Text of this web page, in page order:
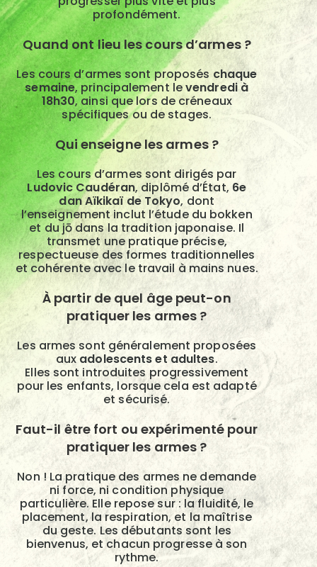
profondément.
Quand ont lieu les cours d’armes ?
Les cours d’armes sont proposés chaque
semaine, principalement levendredi à
18h30, ainsi que lors de créneaux
spécifiques ou de stages.
Qui enseigne les armes ?
Les cours d’armes sont dirigés par
Ludovic Caudéran, diplômé d’État, 6e
dan Aïkikaï de Tokyo, dont
l’enseignement inclut l’étude du bokken
et du jō dans la tradition japonaise. Il
transmet une pratique précise,
respectueuse des formes traditionnelles
et cohérente avec le travail à mains nues.
À partir de quel âge peut-on
pratiquer les armes ?
Les armes sont généralement proposées
aux adolescents et adultes.
Elles sont introduites progressivement
pour les enfants, lorsque cela est adapté
et sécurisé.
Faut-il être fort ou expérimenté pour
pratiquer les armes ?
Non ! La pratique des armes ne demande
ni force, ni condition physique
particulière. Elle repose sur : la fluidité, le
placement, la respiration, et la maîtrise
du geste. Les débutants sont les
bienvenus, et chacun progresse à son
rythme.